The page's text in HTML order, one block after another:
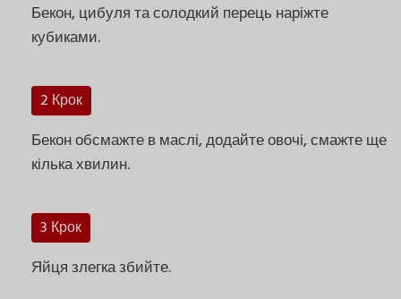
Бекон, цибуля та солодкий перець наріжте
кубиками.
2 Крок
Бекон обсмажте в маслі, додайте овочі, смажте ще
кілька хвилин.
3 Крок
Яйця злегка збийте.